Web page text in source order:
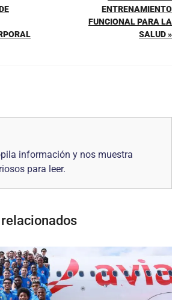
ENTRENAMIENTO
FUNCIONAL PARA LA
SALUD »
información y nos muestra
para leer.